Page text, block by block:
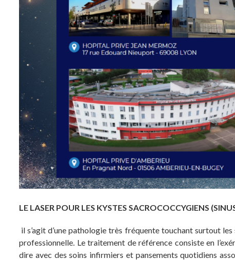
LE LASER POUR LES KYSTES SACROCOCCYGIENS
il s’agit d’une pathologie très fréquente touchant surtout
professionnelle. Le traitement de référence consiste en
dire avec des soins infirmiers et pansements quotidiens